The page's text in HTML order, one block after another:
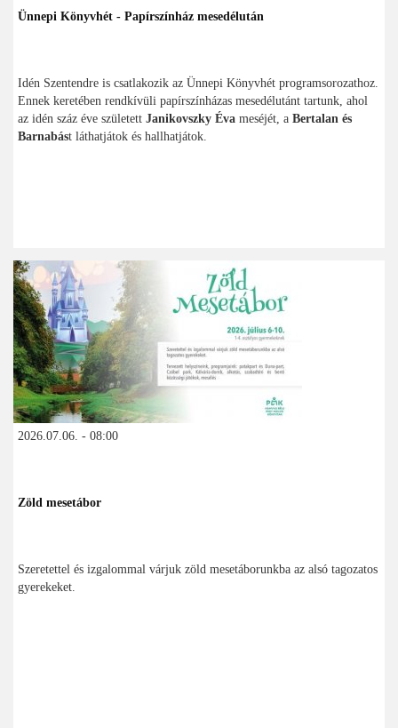
Ünnepi Könyvhét - Papírszínház mesedélután
Idén Szentendre is csatlakozik az Ünnepi Könyvhét programsorozathoz.
Ennek keretében rendkívüli papírszínházas mesedélutánt tartunk, ahol
az idén száz éve született Janikovszky Éva meséjét, a Bertalan és
Barnabást láthatjátok és hallhatjátok.
2026.07.06. - 08:00
Zöld mesetábor
Szeretettel és izgalommal várjuk zöld mesetáborunkba az alsó tagozatos
gyerekeket.